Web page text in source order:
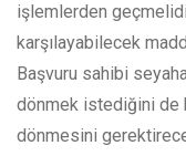
işlemlerden
karşılayabilecek
Başvuru sahibi
dönmek istediğini de
dönmesini